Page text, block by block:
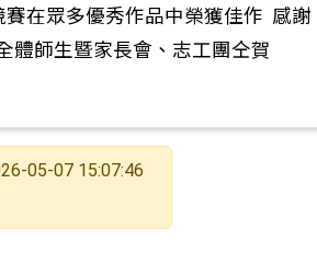
賽在眾多優秀作品中榮獲佳作 感
體師生暨家長會、志工團仝賀
05-07 15:07:46